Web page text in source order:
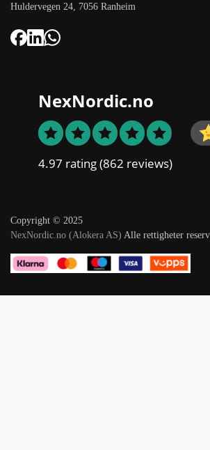
Huldervegen 24, 7056 Ranheim
NexNordic.no
4.97 rating(862 reviews)
Copyright © 2025
NexNordic.no (Alokera AS) Alle rettigheter